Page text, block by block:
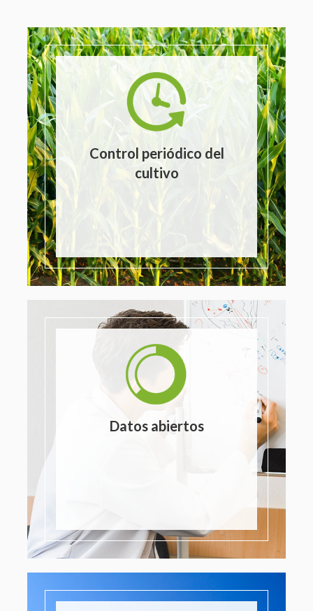
Control periódico del
cultivo
Datos abiertos